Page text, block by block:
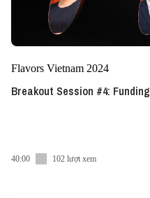
Flavors Vietnam 2024
Breakout Session #4:
40:00 102 lượt xem